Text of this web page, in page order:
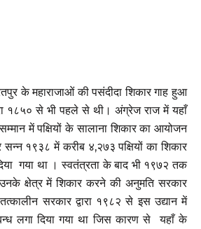
के महाराजाओं की पसंदीदा शिकार गाह हुआ
१८५० से भी पहले से थी। अंग्रेज राज में यहाँ
में पक्षियों के सालाना शिकार का आयोजन
१९३८ में करीब ४,२७३ पक्षियों का शिकार
गया था । स्वतंत्रता के बाद भी १९७२ तक
क्षेत्र में शिकार करने की अनुमति सरकार
सरकार द्वारा १९८२ से इस उद्यान में
लगा दिया गया था जिस कारण से यहाँ के